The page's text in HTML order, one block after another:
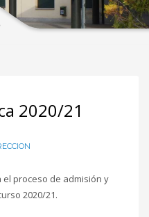
2020/21
proceso de admisión y
2020/21.